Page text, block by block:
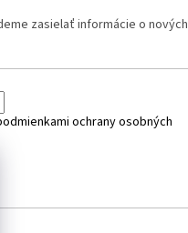
zasielať informácie o nových
ochrany osobných